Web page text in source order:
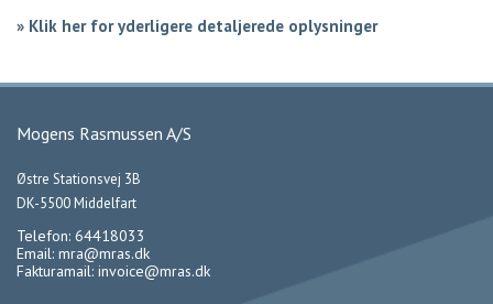
» Klik her for yderligere detaljerede oplysninger
Mogens Rasmussen A/S
Østre Stationsvej 3B
DK-5500 Middelfart
Telefon: 64418033
Email: mra@mras.dk
Fakturamail: invoice@mras.dk